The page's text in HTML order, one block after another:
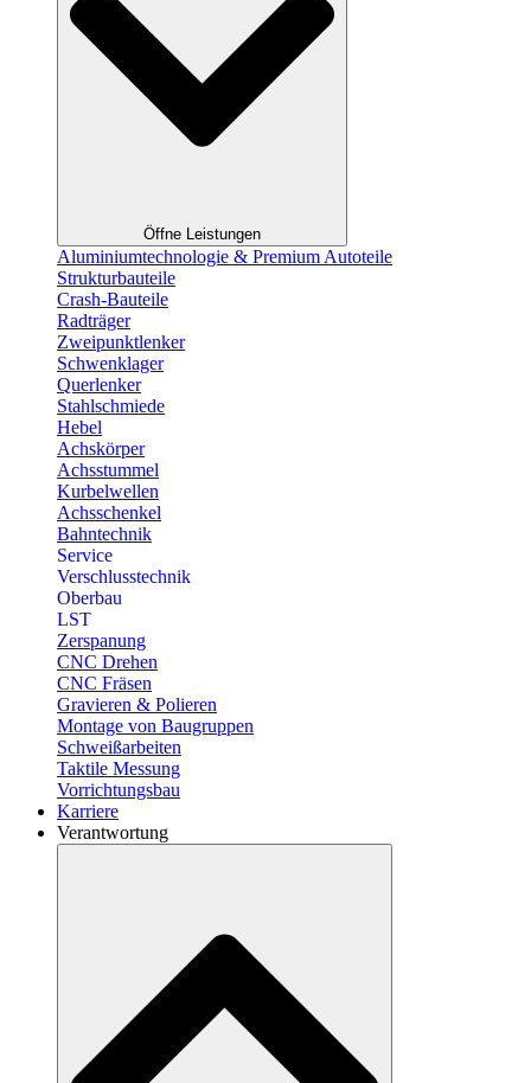
Öffne Leistungen
Aluminiumtechnologie & Premium Autoteile
Strukturbauteile
Crash-Bauteile
Radträger
Zweipunktlenker
Schwenklager
Querlenker
Stahlschmiede
Hebel
Achskörper
Achsstummel
Kurbelwellen
Achsschenkel
Bahntechnik
Service
Verschlusstechnik
Oberbau
LST
Zerspanung
CNC Drehen
CNC Fräsen
Gravieren & Polieren
Montage von Baugruppen
Schweißarbeiten
Taktile Messung
Vorrichtungsbau
Karriere
Verantwortung